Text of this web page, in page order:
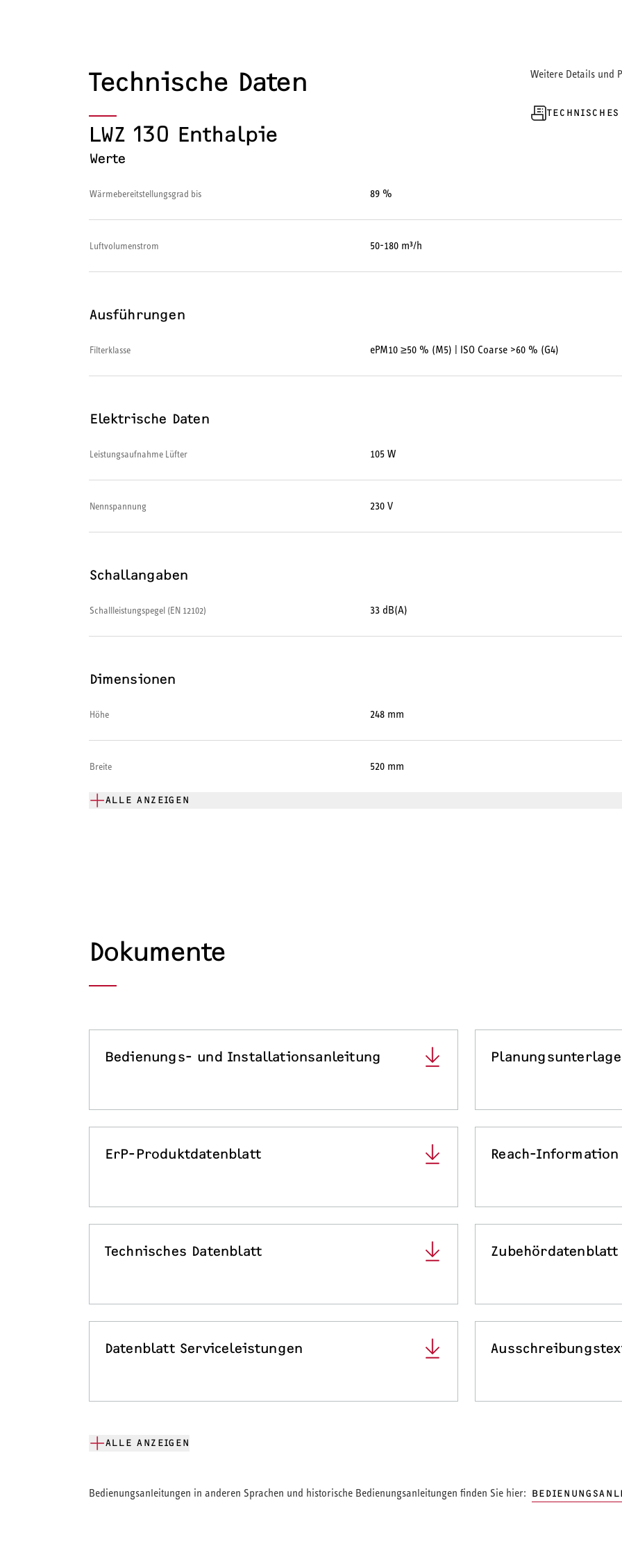
Technische Daten Weitere Details und
LWZ 130 Enthalpie
Werte
Wärmebereitstellungsgrad bis 89 %
Luftvolumenstrom 50-180 m³/h
Ausführungen
Filterklasse ePM10 ≥50 % (M5) | ISO Coarse >60 % (G4)
Elektrische Daten
Leistungsaufnahme Lüfter 105 W
Nennspannung 230 V
Schallangaben
Schallleistungspegel (EN 12102) 33 dB(A)
Dimensionen
Höhe 248 mm
Breite 520 mm
ALLE ANZEIGEN
Dokumente
Bedienungs- und Installationsanleitung
ErP-Produktdatenblatt Reach-Information
Technisches Datenblatt Zubehördatenblatt
Datenblatt Serviceleistungen
ALLE ANZEIGEN
Bedienungsanleitungen in anderen Sprachen und historische Bedienungsanleitungen finden Sie hier: